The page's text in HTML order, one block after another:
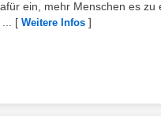
ein, mehr Menschen es
[ Weitere Infos ]